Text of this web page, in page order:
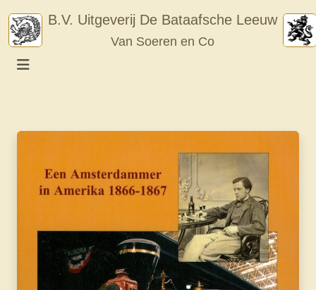
content
B.V. Uitgeverij De Bataafsche Leeuw
Van Soeren en Co